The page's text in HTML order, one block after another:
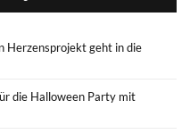
Herzensprojekt geht in die
die Halloween Party mit